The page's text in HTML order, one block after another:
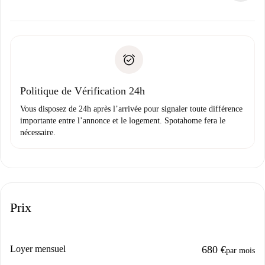
Justificatif de solvabilité
uniquement si aucun problème n'est signalé.
Politique de Vérification 24h
Vous disposez de 24h après l’arrivée pour signaler toute différence
importante entre l’annonce et le logement. Spotahome fera le
nécessaire.
Prix
Loyer mensuel 680 €par mois